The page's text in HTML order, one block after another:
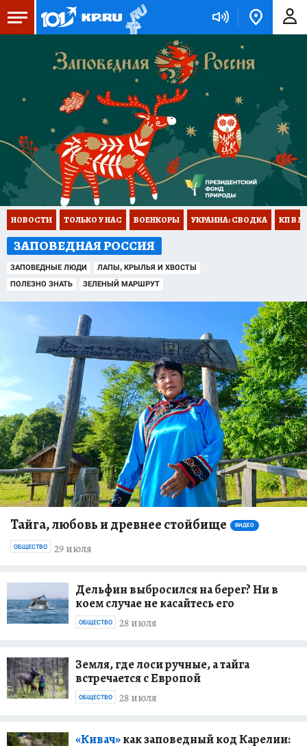
НОВОСТИ ТОЛЬКО У НАС ВОЕНКОРЫ УКРАИНА: СВОДКА КП В
ЗАПОВЕДНАЯ РОССИЯ
ЗАПОВЕДНЫЕ ЛЮДИ
ЛАПЫ, КРЫЛЬЯ И ХВОСТЫ
ПОЛЕЗНО ЗНАТЬ
ЗЕЛЕНЫЙ МАРШРУТ
Тайга, любовь и древнее стойбище ВИДЕО
29 июля
ОБЩЕСТВО
Дельфин выбросился на берег? Ни в
коем случае не касайтесь его
28 июля
ОБЩЕСТВО
Земля, где лоси ручные, а тайга
встречается с Европой
28 июля
ОБЩЕСТВО
«Кивач»как заповедный код Карелии: